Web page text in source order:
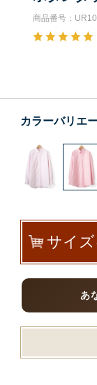
商品番号：
カラーバリエ
サイ
あ